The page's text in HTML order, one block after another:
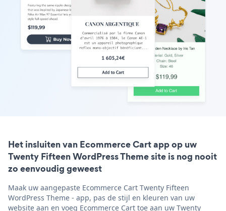
Het insluiten van Ecommerce Cart app op uw
Twenty Fifteen WordPress Theme site is nog nooit
zo eenvoudig geweest
Maak uw aangepaste Ecommerce Cart Twenty Fifteen
WordPress Theme - app, pas de stijl en kleuren van uw
website aan en voeg Ecommerce Cart toe aan uw Twenty